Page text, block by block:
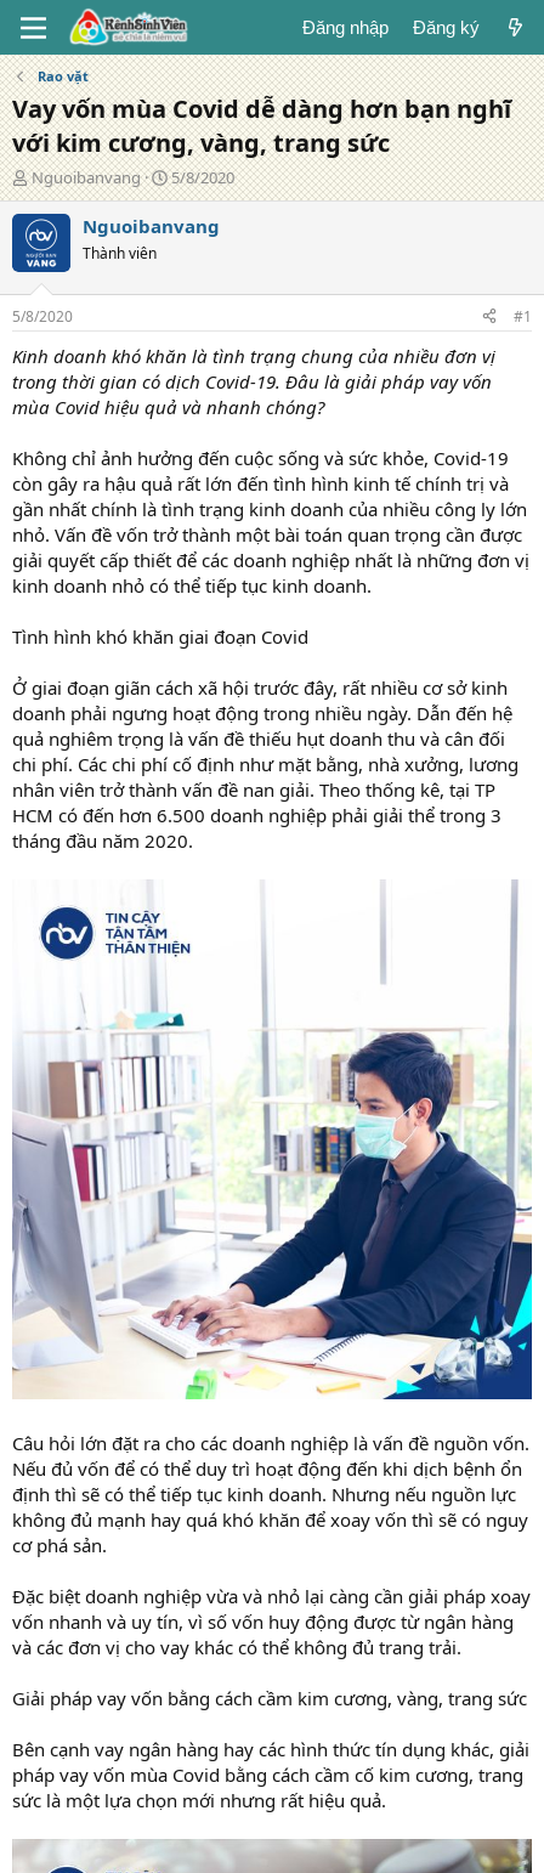
Đăng nhập Đăng ký
Rao vặt
Vay vốn mùa Covid dễ dàng hơn bạn nghĩ
với kim cương, vàng, trang sức
T
á
c
g
i
ả
Nguoibanvang
N
g
à
g
5/8/2020
Nguoibanvang
Thành viên
5/8/2020 #1
Kinh doanh khó khăn là tình trạng chung của nhiều đơn vị
trong thời gian có dịch Covid-19. Đâu là giải pháp vay vốn
mùa Covid hiệu quả và nhanh chóng?
Không chỉ ảnh hưởng đến cuộc sống và sức khỏe, Covid-19
còn gây ra hậu quả rất lớn đến tình hình kinh tế chính trị và
gần nhất chính là tình trạng kinh doanh của nhiều công ly lớn
nhỏ. Vấn đề vốn trở thành một bài toán quan trọng cần được
giải quyết cấp thiết để các doanh nghiệp nhất là những đơn vị
kinh doanh nhỏ có thể tiếp tục kinh doanh.
Tình hình khó khăn giai đoạn Covid
Ở giai đoạn giãn cách xã hội trước đây, rất nhiều cơ sở kinh
doanh phải ngưng hoạt động trong nhiều ngày. Dẫn đến hệ
quả nghiêm trọng là vấn đề thiếu hụt doanh thu và cân đối
chi phí. Các chi phí cố định như mặt bằng, nhà xưởng, lương
nhân viên trở thành vấn đề nan giải. Theo thống kê, tại TP
HCM có đến hơn 6.500 doanh nghiệp phải giải thể trong 3
tháng đầu năm 2020.
Câu hỏi lớn đặt ra cho các doanh nghiệp là vấn đề nguồn vốn.
Nếu đủ vốn để có thể duy trì hoạt động đến khi dịch bệnh ổn
định thì sẽ có thể tiếp tục kinh doanh. Nhưng nếu nguồn lực
không đủ mạnh hay quá khó khăn để xoay vốn thì sẽ có nguy
cơ phá sản.
Đặc biệt doanh nghiệp vừa và nhỏ lại càng cần giải pháp xoay
vốn nhanh và uy tín, vì số vốn huy động được từ ngân hàng
và các đơn vị cho vay khác có thể không đủ trang trải.
Giải pháp vay vốn bằng cách cầm kim cương, vàng, trang sức
Bên cạnh vay ngân hàng hay các hình thức tín dụng khác, giải
pháp vay vốn mùa Covid bằng cách cầm cố kim cương, trang
sức là một lựa chọn mới nhưng rất hiệu quả.